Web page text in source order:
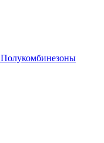
Полукомбинезоны